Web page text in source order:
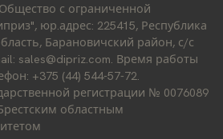
с ограниченной
юр.адрес: 225415, Республика
Барановичский район, с/с
sales@dipriz.com. Время работы
+375 (44) 544-57-72.
регистрации № 0076089
областным